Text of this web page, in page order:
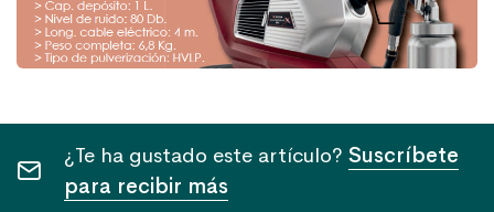
¿Te ha gustado este artículo? Suscríbete
para recibir más